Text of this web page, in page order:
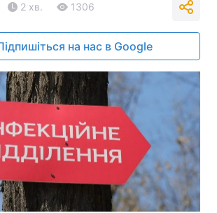
2 хв. 1306
на нас в Google